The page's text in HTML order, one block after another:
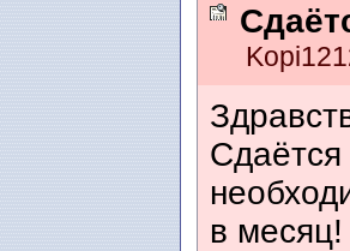
Сдаётся
в